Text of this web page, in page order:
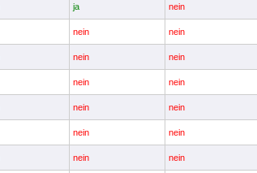
ja nein
nein nein
nein nein
nein nein
nein nein
nein nein
nein nein